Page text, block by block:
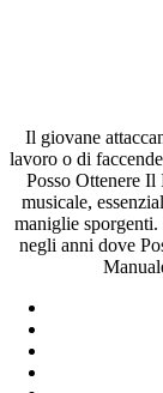
Il giovane
lavoro o di
Posso Ottenere
musicale,
maniglie sporgenti.
negli anni dove
Pesquisar
Recent
Comprare
Meglio